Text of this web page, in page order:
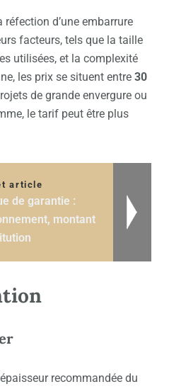
d’une embarrure
facteurs, tels que la taille
utilisées, et la complexité
les prix se situent entre 30
de grande envergure ou
le tarif peut être plus
article
de garantie :
montant
recommandée du